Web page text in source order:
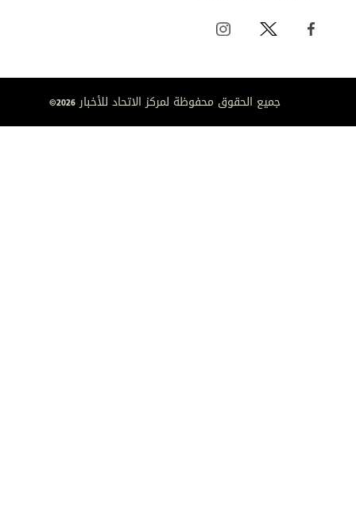
جميع الحقوق محفوظة لمركز الاتحاد للأخبار 2026©